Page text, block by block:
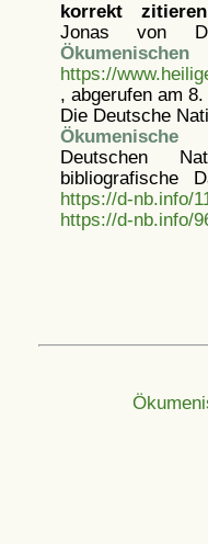
korrekt
Jonas von
https://
, abgerufen am
Die Deutsche
Ökumenische
Deutschen
bibliografische
https://d-nb.info/
https://d-nb.info/